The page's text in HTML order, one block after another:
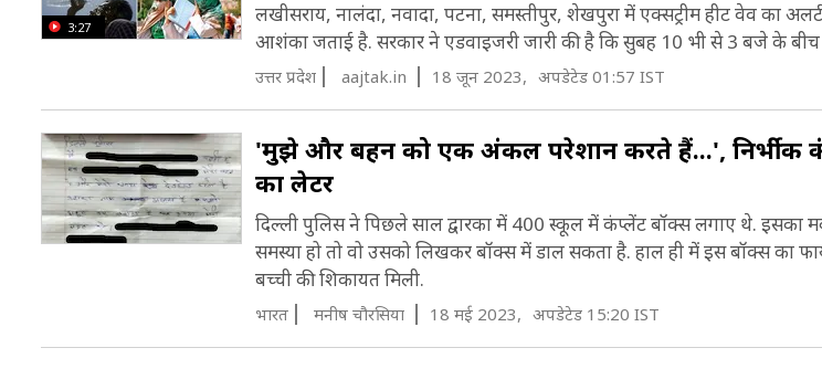
3:27
लखीसराय, नालंदा, नवादा, पटना, समस्तीपुर, शेखपुरा में एक्सट्रीम हीट वेव का
आशंका जताई है. सरकार ने एडवाइजरी जारी की है कि सुबह 10 भी से 3 बजे के
उत्तर प्रदेश aajtak.in 18 जून 2023, अपडेटेड 01:57 IST
'मुझे और बहन को एक अंकल परेशान करते हैं...', निर्भीक
का लेटर
दिल्ली पुलिस ने पिछले साल द्वारका में 400 स्कूल में कंप्लेंट बॉक्स लगाए थे. इसका
समस्या हो तो वो उसको लिखकर बॉक्स में डाल सकता है. हाल ही में इस बॉक्स का
बच्ची की शिकायत मिली.
भारत मनीष चौरसिया 18 मई 2023, अपडेटेड 15:20 IST